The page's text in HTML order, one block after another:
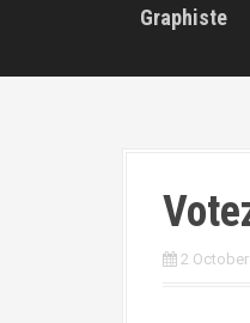
Graphiste
2